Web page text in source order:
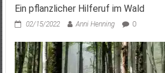
Ein pflanzlicher Hilferuf im Wald
02/15/2022 Anni Henning 0